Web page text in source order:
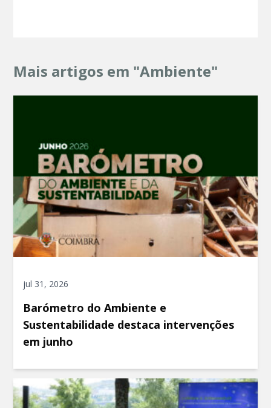
Mais artigos em "Ambiente"
jul 31, 2026
Barómetro do Ambiente e
Sustentabilidade destaca intervenções
em junho